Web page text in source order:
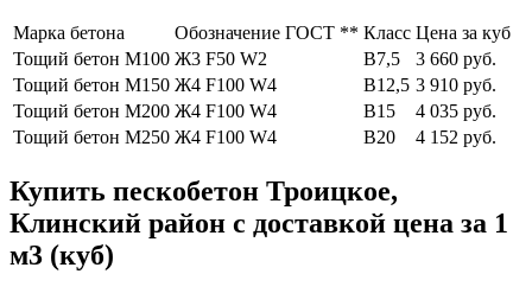
Марка бетона Обозначение ГОСТ ** Класс Цена за куб
Тощий бетон М100 Ж3 F50 W2 В7,5
3 660 руб.
Тощий бетон М150 Ж4 F100 W4 В12,5 3 910 руб.
Тощий бетон М200 Ж4 F100 W4 В15
4 035 руб.
Тощий бетон М250 Ж4 F100 W4 В20 4 152 руб.
Купить пескобетон Троицкое,
Клинский район с доставкой цена за 1
м3 (куб)